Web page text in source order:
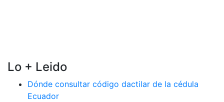
Lo + Leido
Dónde consultar código dactilar de la cédula
Ecuador